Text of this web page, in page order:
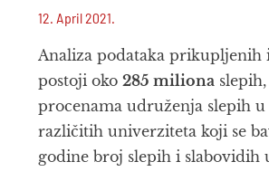
12. April 2021.
Analiza podataka prikupljenih
postoji oko 285 miliona
procenama udruženja slepih
različitih univerziteta koji se
godine broj slepih i slabovidih